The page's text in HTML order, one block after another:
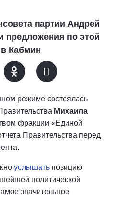
партии Андрей
предложения по этой
Кабмин
режиме состоялась
Михаила
фракции «Единой
Правительства перед
услышать позицию
политической
значительное